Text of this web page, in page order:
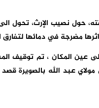
حول نصيب الإرث، تحول
مضرجة في دمائها لتفارق
عين المكان ، تم توقيف
عبد الله بالصويرة